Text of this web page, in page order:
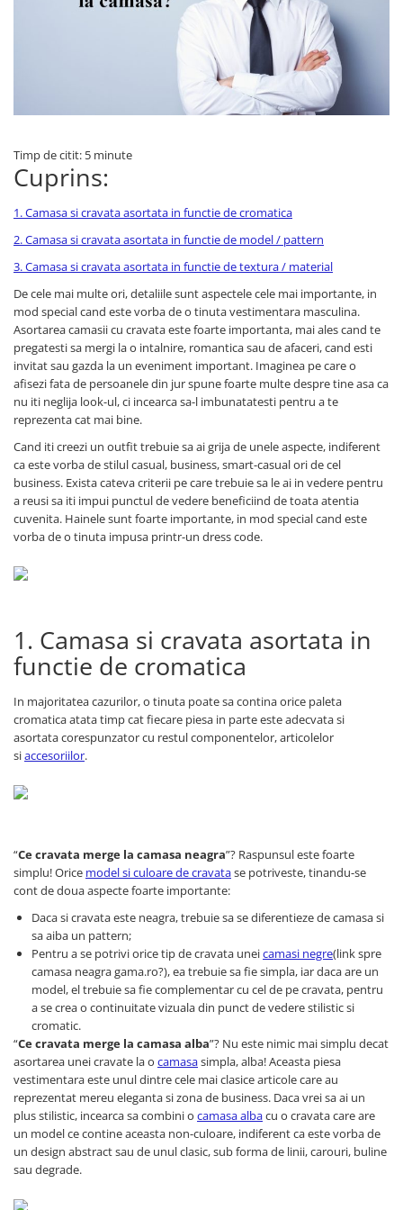
Timp de citit: 5 minute
Cuprins:
1. Camasa si cravata asortata in functie de cromatica
2. Camasa si cravata asortata in functie de model / pattern
3. Camasa si cravata asortata in functie de textura / material
De cele mai multe ori, detaliile sunt aspectele cele mai importante, in
mod special cand este vorba de o tinuta vestimentara masculina.
Asortarea camasii cu cravata este foarte importanta, mai ales cand te
pregatesti sa mergi la o intalnire, romantica sau de afaceri, cand esti
invitat sau gazda la un eveniment important. Imaginea pe care o
afisezi fata de persoanele din jur spune foarte multe despre tine asa ca
nu iti neglija look-ul, ci incearca sa-l imbunatatesti pentru a te
reprezenta cat mai bine.
Cand iti creezi un outfit trebuie sa ai grija de unele aspecte, indiferent
ca este vorba de stilul casual, business, smart-casual ori de cel
business. Exista cateva criterii pe care trebuie sa le ai in vedere pentru
a reusi sa iti impui punctul de vedere beneficiind de toata atentia
cuvenita. Hainele sunt foarte importante, in mod special cand este
vorba de o tinuta impusa printr-un dress code.
1. Camasa si cravata asortata in
functie de cromatica
In majoritatea cazurilor, o tinuta poate sa contina orice paleta
cromatica atata timp cat fiecare piesa in parte este adecvata si
asortata corespunzator cu restul componentelor, articolelor
siaccesoriilor.
“Ce cravata merge la camasa neagra”? Raspunsul este foarte
simplu! Orice model si culoare de cravatase potriveste, tinandu-se
cont de doua aspecte foarte importante:
Daca si cravata este neagra, trebuie sa se diferentieze de camasa si
sa aiba un pattern;
Pentru a se potrivi orice tip de cravata uneicamasi negre(link spre
camasa neagra gama.ro?), ea trebuie sa fie simpla, iar daca are un
model, el trebuie sa fie complementar cu cel de pe cravata, pentru
a se crea o continuitate vizuala din punct de vedere stilistic si
cromatic.
“Ce cravata merge la camasa alba”? Nu este nimic mai simplu decat
asortarea unei cravate la o camasasimpla, alba! Aceasta piesa
vestimentara este unul dintre cele mai clasice articole care au
reprezentat mereu eleganta si zona de business. Daca vrei sa ai un
plus stilistic, incearca sa combini o camasa albacu o cravata care are
un model ce contine aceasta non-culoare, indiferent ca este vorba de
un design abstract sau de unul clasic, sub forma de linii, carouri, buline
sau degrade.